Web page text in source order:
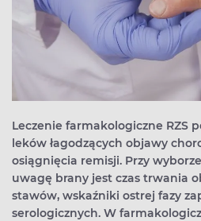
Leczenie farmakologiczne RZS
leków łagodzących objawy
osiągnięcia remisji. Przy
uwagę brany jest czas trwania
stawów, wskaźniki ostrej fazy
serologicznych. W